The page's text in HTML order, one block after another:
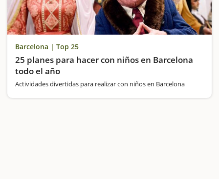
Barcelona | Top 25
25 planes para hacer con niños en Barcelona
todo el año
Actividades divertidas para realizar con niños en Barcelona